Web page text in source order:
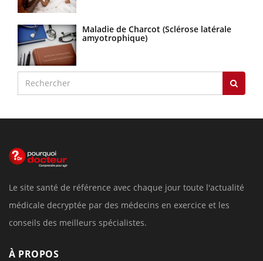
Maladie de Charcot (Sclérose latérale
amyotrophique)
Le site santé de référence avec chaque jour toute l'actualité
médicale decryptée par des médecins en exercice et les
conseils des meilleurs spécialistes.
À PROPOS